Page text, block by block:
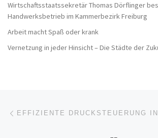
Wirtschaftsstaatssekretär Thomas Dörflinger
Handwerksbetrieb im Kammerbezirk Freiburg
Arbeit macht Spaß oder krank
Vernetzung in jeder Hinsicht – Die Städte der
Beitragsnavigation